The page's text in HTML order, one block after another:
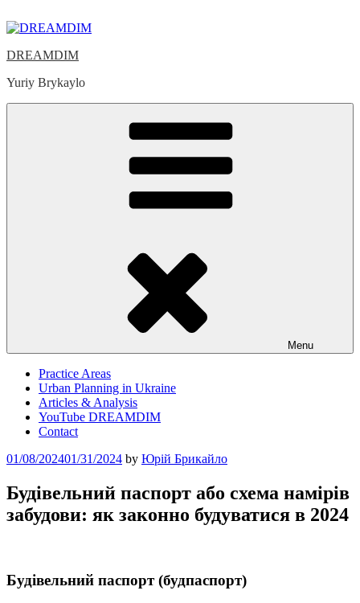
to
DREAMDIM
Yuriy Brykaylo
Menu
Practice Areas
Urban Planning in Ukraine
Articles & Analysis
YouTube DREAMDIM
Contact
Posted
01/08/202401/31/2024 by Юрій Брикайло
Будівельний паспорт або схема намірів
забудови: як законно будуватися в 2024
Будівельний паспорт (будпаспорт)